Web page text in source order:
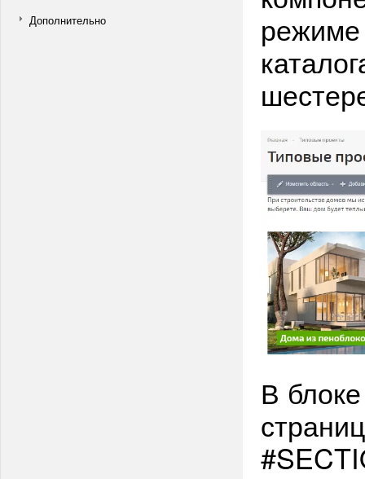
Дополнительно
режиме
В